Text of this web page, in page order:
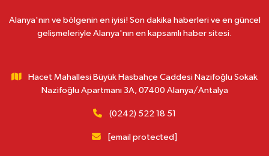
Alanya'nın ve bölgenin en iyisi! Son dakika haberleri ve en güncel
gelişmeleriyle Alanya'nın en kapsamlı haber sitesi.
Hacet Mahallesi Büyük Hasbahçe Caddesi Nazifoğlu Sokak
Nazifoğlu Apartmanı 3A, 07400 Alanya/Antalya
(0242) 522 18 51
[email protected]